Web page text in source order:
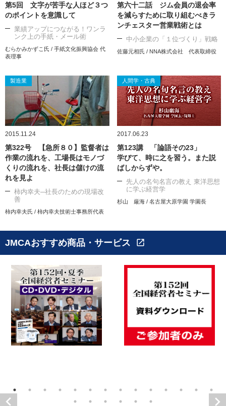
第5回 文字が苦手な人ほど３つ
のポイントを意識して
業績アップにつながる！ワンラ
ンク上の手紙・メール術
むらかみかずこ氏 / 手紙文化振興協会 代
表理事
第六十二話 ジム会員の退会率
を減らすために取り組むべきラ
ンチェスター営業戦術とは
中小企業の「１位づくり」戦略
佐藤元相氏 / NNA株式会社 代表取締役
製造業
2015.11.24
第322号 【急所８０】監督者は
作業の流れを、工場長はモノづ
くりの流れを、社長は儲けの流
れを見よ
柿内幸夫─社長のための現場改
善
柿内幸夫氏 / 柿内幸夫技術士事務所代表
人間学・古典
2017.06.23
第123講 「論語その23」
学びて、時に之を習う。また説
ばしからずや。
先人の名句名言の教え 東洋思想
に学ぶ経営学
杉山 厳海 / 名古屋大原学園 学園長
JMCAおすすめ商品・サービス open_in_new